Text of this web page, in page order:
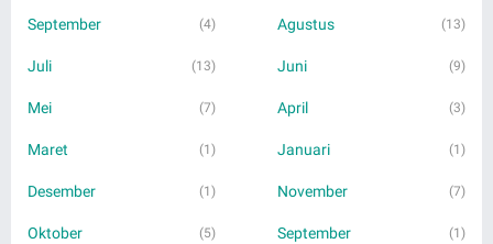
September (4) Agustus (13)
Juli (13) Juni (9)
Mei (7) April (3)
Maret (1) Januari (1)
Desember (1) November (7)
Oktober (5) September (1)